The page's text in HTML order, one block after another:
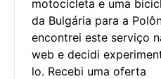
motocicleta e uma
da Bulgária para a
encontrei este serviço
web e decidi
lo. Recebi uma oferta